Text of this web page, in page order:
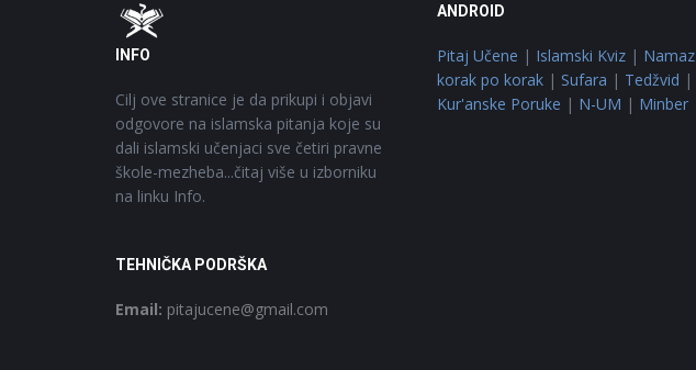
Footer
INFO
Cilj ove stranice je da prikupi i objavi
odgovore na islamska pitanja koje su
dali islamski učenjaci sve četiri pravne
škole-mezheba...čitaj više u izborniku
na linku Info.
TEHNIČKA PODRŠKA
Email: pitajucene@gmail.com
ANDROID
Pitaj Učene | Islamski Kviz| Namaz
korak po korak| Sufara | Tedžvid |
Kur'anske Poruke | N-UM | Minber